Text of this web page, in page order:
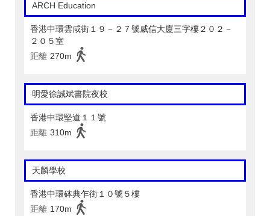
ARCH Education
香港中環雲咸街１９－２７號威信大廈三字樓２０２－
２０５室
距離 270m
明愛徐誠斌書院夜校
香港中環堅道１１號
距離 310m
天麟學校
香港中環砵典乍街１０號５樓
距離 170m